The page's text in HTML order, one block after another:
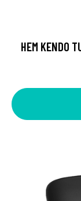
HEM KENDO